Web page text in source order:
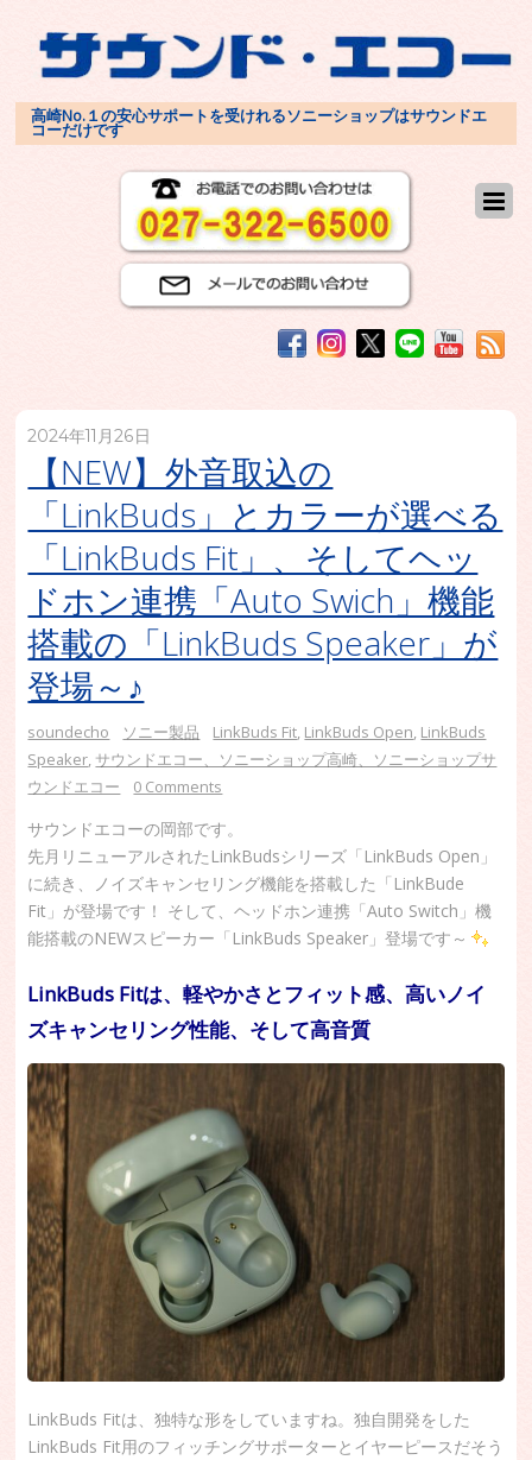
高崎No.１の安心サポートを受けれるソニーショップはサウンドエ
コーだけです
2024年11月26日
【NEW】外音取込の
「LinkBuds」とカラーが選べる
「LinkBuds Fit」、そしてヘッ
ドホン連携「Auto Swich」機能
搭載の「LinkBuds Speaker」が
登場～♪
soundecho ソニー製品 LinkBuds Fit, LinkBuds Open, LinkBuds
Speaker, サウンドエコー、ソニーショップ高崎、ソニーショップサ
ウンドエコー
0 Comments
サウンドエコーの岡部です。
先月リニューアルされたLinkBudsシリーズ「LinkBuds Open」
に続き、ノイズキャンセリング機能を搭載した「LinkBude
Fit」が登場です！ そして、ヘッドホン連携「Auto Switch」機
能搭載のNEWスピーカー「LinkBuds Speaker」登場です～
LinkBuds Fitは、軽やかさとフィット感、高いノイ
ズキャンセリング性能、そして高音質
LinkBuds Fitは、独特な形をしていますね。独自開発をした
LinkBuds Fit用のフィッチングサポーターとイヤーピースだそう